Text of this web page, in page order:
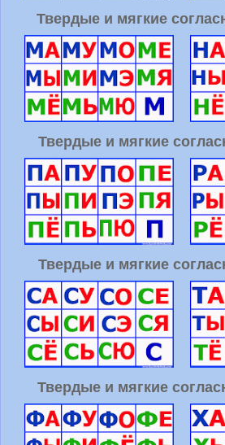
Твердые и мягкие
Твердые и мягкие
Твердые и мягкие
Твердые и мягкие